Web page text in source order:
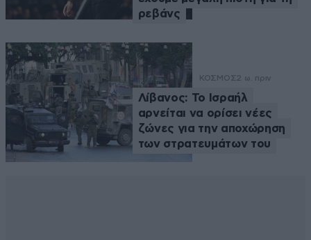
ρεβάνς
ΚΟΣΜΟΣ2 ω. πριν
Λίβανος: Το Ισραήλ
αρνείται να ορίσει νέες
ζώνες για την αποχώρηση
των στρατευμάτων του